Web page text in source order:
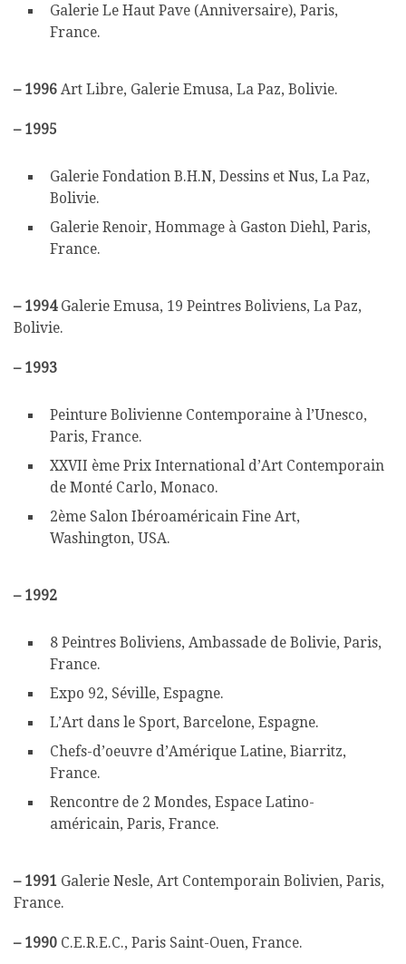
Galerie Le Haut Pave (Anniversaire), Paris,
France.
– 1996 Art Libre, Galerie Emusa, La Paz, Bolivie.
– 1995
Galerie Fondation B.H.N, Dessins et Nus, La Paz,
Bolivie.
Galerie Renoir, Hommage à Gaston Diehl, Paris,
France.
– 1994 Galerie Emusa, 19 Peintres Boliviens, La Paz,
Bolivie.
– 1993
Peinture Bolivienne Contemporaine à l’Unesco,
Paris, France.
XXVII ème Prix International d’Art Contemporain
de Monté Carlo, Monaco.
2ème Salon Ibéroaméricain Fine Art,
Washington, USA.
– 1992
8 Peintres Boliviens, Ambassade de Bolivie, Paris,
France.
Expo 92, Séville, Espagne.
L’Art dans le Sport, Barcelone, Espagne.
Chefs-d’oeuvre d’Amérique Latine, Biarritz,
France.
Rencontre de 2 Mondes, Espace Latino-
américain, Paris, France.
– 1991 Galerie Nesle, Art Contemporain Bolivien, Paris,
France.
– 1990 C.E.R.E.C., Paris Saint-Ouen, France.